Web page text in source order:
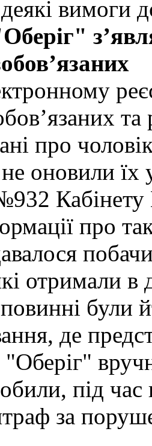
вимоги
та
про
не оновили
Кабінету
про
отримали в
були
де
"Оберіг"
під
за